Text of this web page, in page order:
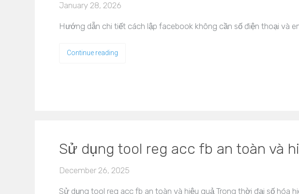
January 28, 2026
Hướng dẫn chi tiết cách lập facebook không cần số điện thoại và
Continue reading
Sử dụng tool reg acc fb an toàn và
December 26, 2025
Sử dụng tool reg acc fb an toàn và hiệu quả Trong thời đại số hóa